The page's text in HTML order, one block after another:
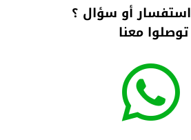
أو سؤال ؟
توصلوا معنا